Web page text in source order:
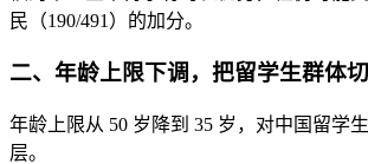
民（190/491）的加分。
二、年龄上限下调，把留学生群体
年龄上限从 50 岁降到 35 岁，对中国留学
层。